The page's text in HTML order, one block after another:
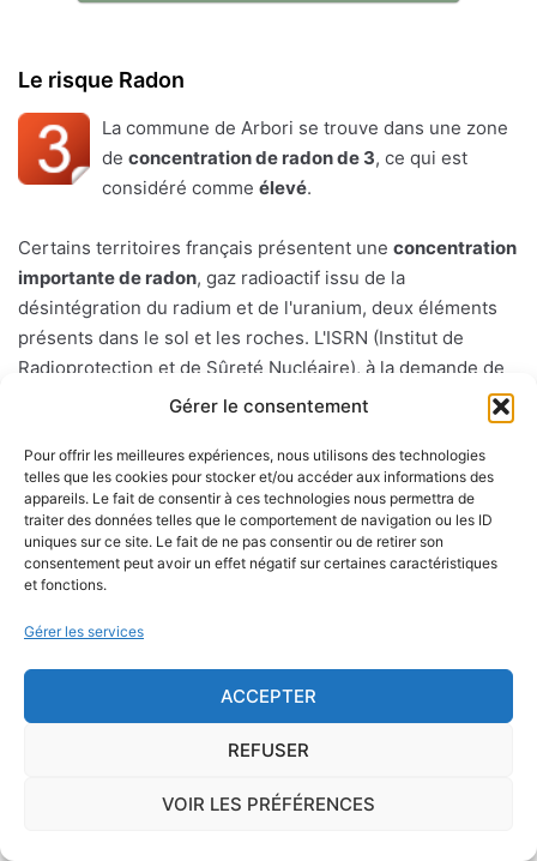
Gérer le consentement
Pour offrir les meilleures expériences, nous utilisons des technologies
telles que les cookies pour stocker et/ou accéder aux informations des
appareils. Le fait de consentir à ces technologies nous permettra de
traiter des données telles que le comportement de navigation ou les ID
uniques sur ce site. Le fait de ne pas consentir ou de retirer son
consentement peut avoir un effet négatif sur certaines caractéristiques
et fonctions.
Gérer les services
ACCEPTER
REFUSER
VOIR LES PRÉFÉRENCES
Le risque Radon
La commune de Arbori se trouve dans une zone
de concentration de radon de 3, ce qui est
considéré comme élevé.
Certains territoires français présentent une concentration
importante de radon, gaz radioactif issu de la
désintégration du radium et de l'uranium, deux éléments
présents dans le sol et les roches. L'ISRN (Institut de
Radioprotection et de Sûreté Nucléaire), à la demande de
l'Autorité de Sûreté Nucléaire, a cartographié le territoire
potentiel 1, 2 ou 3.
Sur le long terme, ce gaz peut favoriser l'apparition du
cancer du poumon.
concentration moindre, dans les matériaux de construction
et l'eau de distribution, le radon peut s'infiltrer à l'intérieur
d'une habitation par le passage des canalisations, les vides
sanitaires, les caves, etc.
dispositifs spécifiques
généralement quelques dizaines d'euros, permettant de